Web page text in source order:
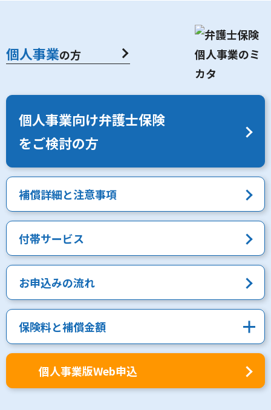
個人事業の方
個人事業向け弁護士保険
をご検討の方
補償詳細と注意事項
付帯サービス
お申込みの流れ
保険料と補償金額
個人事業版Web申込